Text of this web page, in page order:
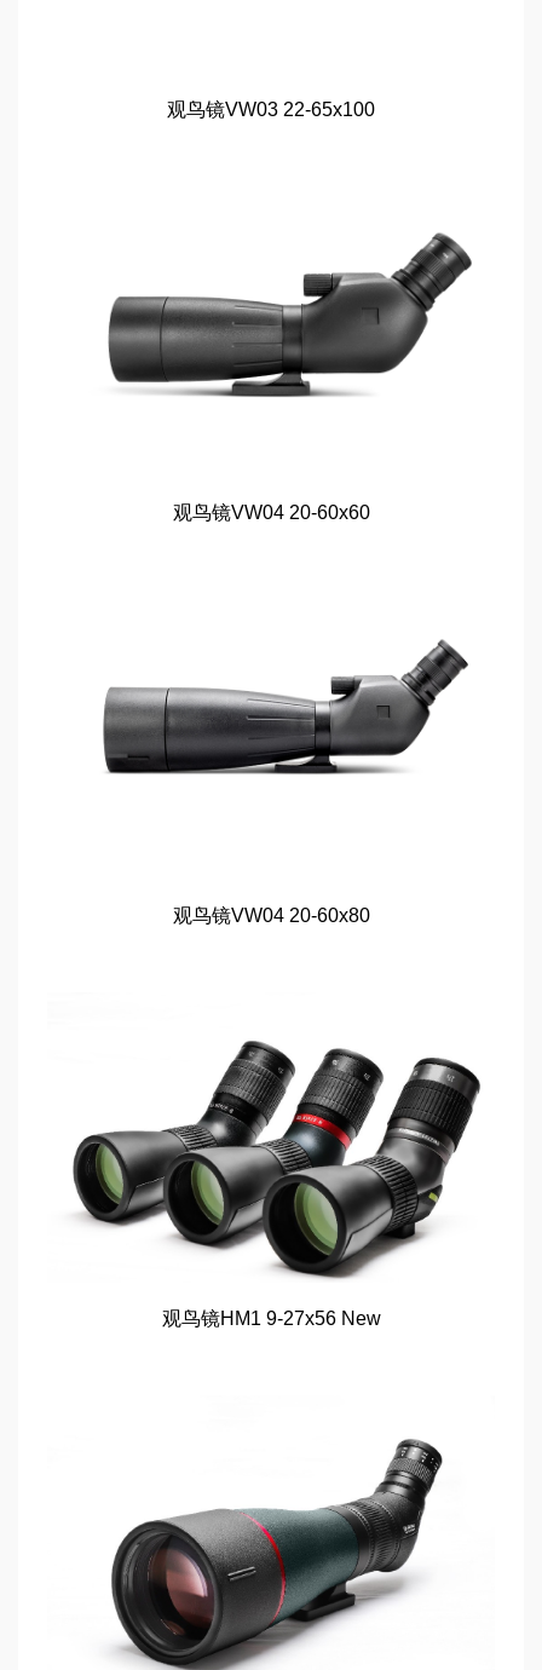
观鸟镜VW03 22-65x100
观鸟镜VW04 20-60x60
观鸟镜VW04 20-60x80
观鸟镜HM1 9-27x56 New